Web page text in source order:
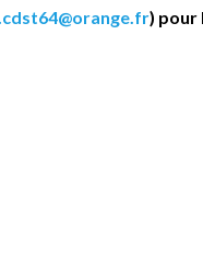
) pour